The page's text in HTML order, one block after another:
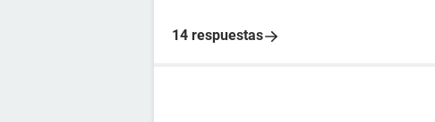
14 respuestas